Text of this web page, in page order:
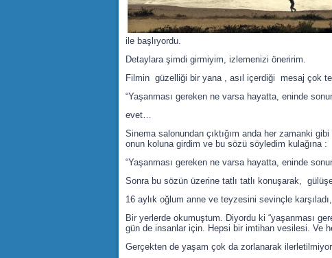
ile başlıyordu.
Detaylara şimdi girmiyim, izlemenizi öneririm.
Filmin güzelliği bir yana , asıl içerdiği mesaj çok
“Yaşanması gereken ne varsa hayatta, eninde
evet…
Sinema salonundan çıktığım anda her zamanki
onun koluna girdim ve bu sözü söyledim kulağına :
“Yaşanması gereken ne varsa hayatta, eninde
Sonra bu sözün üzerine tatlı tatlı konuşarak,
16 aylık oğlum anne ve teyzesini sevinçle
Bir yerlerde okumuştum. Diyordu ki “yaşanması
gün de insanlar için. Hepsi bir imtihan vesilesi. Ve
Gerçekten de yaşam çok da zorlanarak